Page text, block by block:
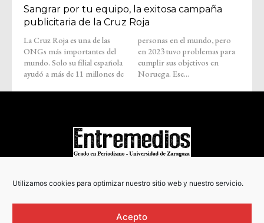
Utilizamos cookies para optimizar nuestro sitio web y nuestro servicio.
Acepto
Sangrar por tu equipo, la exitosa campaña
publicitaria de la Cruz Roja
La Cruz Roja es una de las
ONGs más importantes del
mundo. Solo su filial española
ayudó a más de 11 millones de
personas en el mundo, pero
en 2023 tuvo problemas para
cumplir sus objetivos en
Noruega. Ese...